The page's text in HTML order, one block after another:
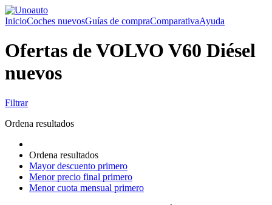
InicioCoches nuevosGuías de compraComparativaAyuda
Ofertas de VOLVO V60 Diésel
nuevos
Filtrar
Ordena resultados
Ordena resultados
Mayor descuento primero
Menor precio final primero
Menor cuota mensual primero